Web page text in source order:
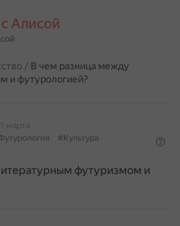
с Алисой
/ В чем разница между
и футурологией?
1 марта
#Культура
футуризмом и